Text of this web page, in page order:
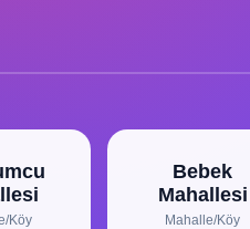
Köy
Bebek
Mahallesi
Mahalle/Köy